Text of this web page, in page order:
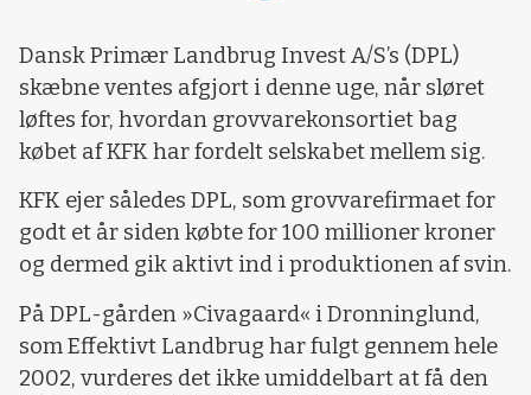
Dansk Primær Landbrug Invest A/S’s (DPL)
skæbne ventes afgjort i denne uge, når sløret
løftes for, hvordan grovvarekonsortiet bag
købet af KFK har fordelt selskabet mellem sig.
KFK ejer således DPL, som grovvarefirmaet for
godt et år siden købte for 100 millioner kroner
og dermed gik aktivt ind i produktionen af svin.
På DPL-gården »Civagaard« i Dronninglund,
som Effektivt Landbrug har fulgt gennem hele
2002, vurderes det ikke umiddelbart at få den